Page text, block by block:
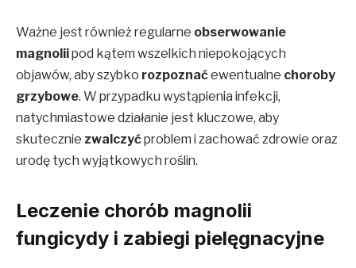
Ważne jest również regularne obserwowanie
magnoliipod kątem wszelkich niepokojących
objawów, aby szybko rozpoznaćewentualne choroby
grzybowe. W przypadku wystąpienia infekcji,
natychmiastowe działanie jest kluczowe, aby
skutecznie zwalczyćproblem i zachować zdrowie oraz
urodę tych wyjątkowych roślin.
Leczenie chorób magnolii
fungicydy i zabiegi pielęgnacyjne